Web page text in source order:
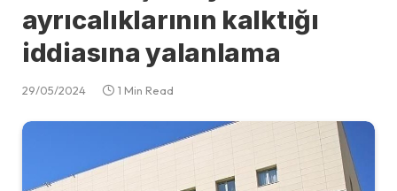
ayrıcalıklarının kalktığı
iddiasına yalanlama
29/05/2024 1 Min Read